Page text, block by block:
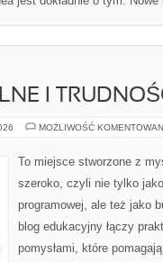
I
MOŻLIWOŚĆ
To miejsce stworzone z
szeroko, czyli nie tylko
programowej, ale też jako
blog edukacyjny łączy
pomysłami, które